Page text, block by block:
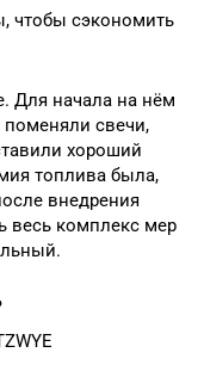
чтобы сэкономить
Для начала на нём
свечи,
хороший
топлива была,
внедрения
весь комплекс мер